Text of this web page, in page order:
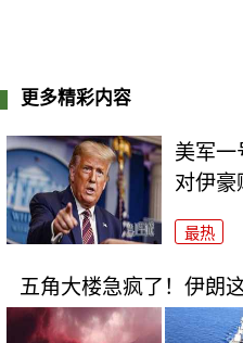
更多精彩内容
美军一
对伊豪
最热
五角大楼急疯了！伊朗